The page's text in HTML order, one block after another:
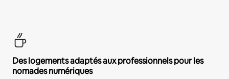
Des logements adaptés aux professionnels pour les
nomades numériques